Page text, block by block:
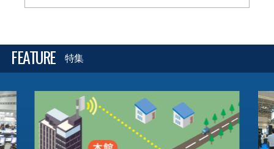
FEATURE 特集